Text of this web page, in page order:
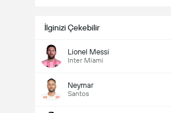
İlginizi Çekebilir
Lionel Messi
Inter Miami
Neymar
Santos